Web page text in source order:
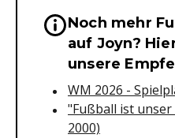
Wichtige
Noch mehr
auf Joyn?
unsere
WM 2026 -
"Fußball ist unser
2000)